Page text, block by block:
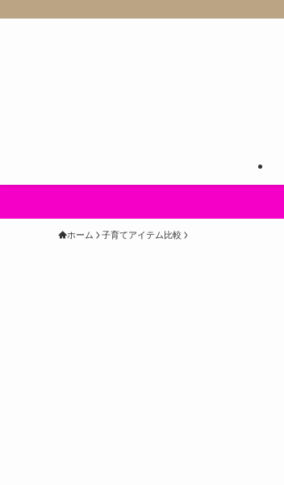
ホーム 子育てアイテム比較